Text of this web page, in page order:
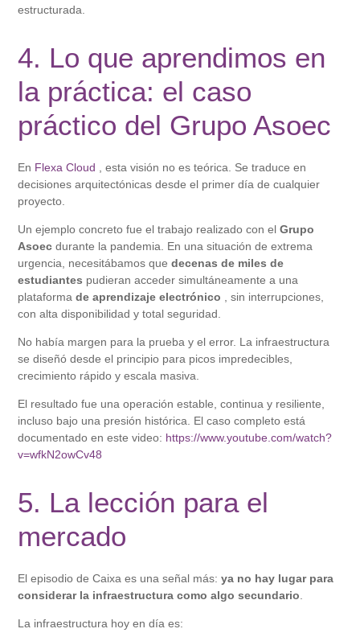
estructurada.
4. Lo que aprendimos en
la práctica: el caso
práctico del Grupo Asoec
En Flexa Cloud , esta visión no es teórica. Se traduce en
decisiones arquitectónicas desde el primer día de cualquier
proyecto.
Un ejemplo concreto fue el trabajo realizado con elGrupo
Asoec durante la pandemia. En una situación de extrema
urgencia, necesitábamos quedecenas de miles de
estudiantes pudieran acceder simultáneamente a una
plataformade aprendizaje electrónico , sin interrupciones,
con alta disponibilidad y total seguridad.
No había margen para la prueba y el error. La infraestructura
se diseñó desde el principio para picos impredecibles,
crecimiento rápido y escala masiva.
El resultado fue una operación estable, continua y resiliente,
incluso bajo una presión histórica. El caso completo está
documentado en este video: https://www.youtube.com/watch?
v=wfkN2owCv48
5. La lección para el
mercado
El episodio de Caixa es una señal más:ya no hay lugar para
considerar la infraestructura como algo secundario
La infraestructura hoy en día es: